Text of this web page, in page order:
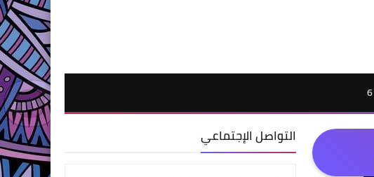
التواصل الإجتماعي